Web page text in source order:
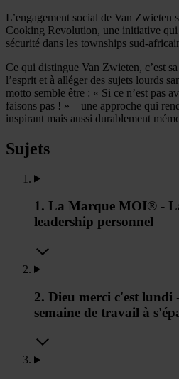
L’engagement social de Van Zwieten
Cooking Revolution, une initiative qui
sécurité dans les townships sud-
Ce qui distingue Van Zwieten, c’est
l’esprit et à alléger des sujets lourds
motto semble être : « Si ce n’est pas
faisons pas ! » – une approche qui
inspirant mais aussi durablement
Sujets
1. La Marque MOI® -
leadership personnel
2. Dieu merci c'est lundi
semaine de travail à